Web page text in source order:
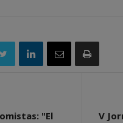
"El
V